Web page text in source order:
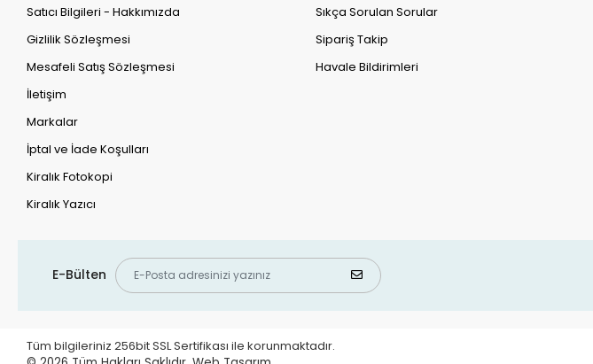
Satıcı Bilgileri - Hakkımızda
Gizlilik Sözleşmesi
Mesafeli Satış Sözleşmesi
İletişim
Markalar
İptal ve İade Koşulları
Kiralık Fotokopi
Kiralık Yazıcı
Sıkça Sorulan Sorular
Sipariş Takip
Havale Bildirimleri
E-Bülten
Tüm bilgileriniz 256bit SSL Sertifikası ile korunmaktadır.